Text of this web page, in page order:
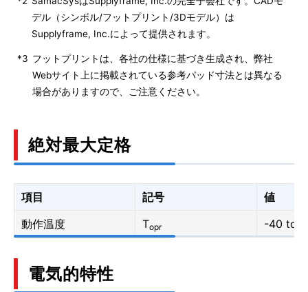
デル（シンボル/フットプリント/3Dモデル）は
Supplyframe, Inc.によって提供されます。
*3 フットプリントは、各社の仕様に基づき生成され、弊社
Webサイト上に掲載されている参考パッド寸法とは異なる
場合がありますので、ご注意ください。
絶対最大定格
項目 記号
値
動作温度
Topr -40 to
電気的特性